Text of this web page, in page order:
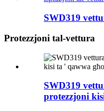
SWD319
Protezzjoni tal-vettura
SWD319
protezzjoni